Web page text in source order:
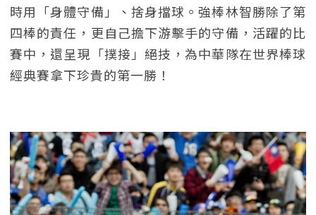
時用「身體守備」、捨身擋球。強棒林智勝除了第
四棒的責任，更自己擔下游擊手的守備，活躍的比
賽中，還呈現「撲接」絕技，為中華隊在世界棒球
經典賽拿下珍貴的第一勝！